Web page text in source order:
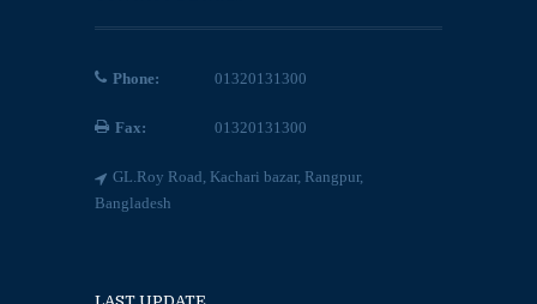
Phone: 01320131300
Fax: 01320131300
GL.Roy Road, Kachari bazar, Rangpur,
Bangladesh